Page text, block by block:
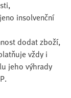
insolvenční
dodat zboží,
vždy i
jeho výhrady